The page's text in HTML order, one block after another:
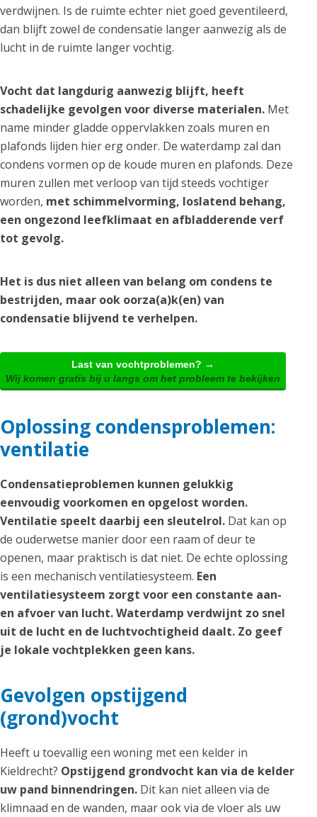
verdwijnen. Is de ruimte echter niet goed geventileerd,
dan blijft zowel de condensatie langer aanwezig als de
lucht in de ruimte langer vochtig.
Vocht dat langdurig aanwezig blijft, heeft
schadelijke gevolgen voor diverse materialen. Met
name minder gladde oppervlakken zoals muren en
plafonds lijden hier erg onder. De waterdamp zal dan
condens vormen op de koude muren en plafonds. Deze
muren zullen met verloop van tijd steeds vochtiger
worden, met schimmelvorming, loslatend behang,
een ongezond leefklimaat en afbladderende verf
tot gevolg.
Het is dus niet alleen van belang om condens te
bestrijden, maar ook oorza(a)k(en) van
condensatie blijvend te verhelpen.
Last van vochtproblemen? →
Wij komen gratis bij u langs om het probleem te bekijken
Oplossing condensproblemen:
ventilatie
Condensatieproblemen kunnen gelukkig
eenvoudig voorkomen en opgelost worden.
Ventilatie speelt daarbij een sleutelrol. Dat kan op
de ouderwetse manier door een raam of deur te
openen, maar praktisch is dat niet. De echte oplossing
is een mechanisch ventilatiesysteem. Een
ventilatiesysteem zorgt voor een constante aan-
en afvoer van lucht. Waterdamp verdwijnt zo snel
uit de lucht en de luchtvochtigheid daalt. Zo geef
je lokale vochtplekken geen kans.
Gevolgen opstijgend
(grond)vocht
Heeft u toevallig een woning met een kelder in
Kieldrecht? Opstijgend grondvocht kan via de kelder
uw pand binnendringen. Dit kan niet alleen via de
klimnaad en de wanden, maar ook via de vloer als uw